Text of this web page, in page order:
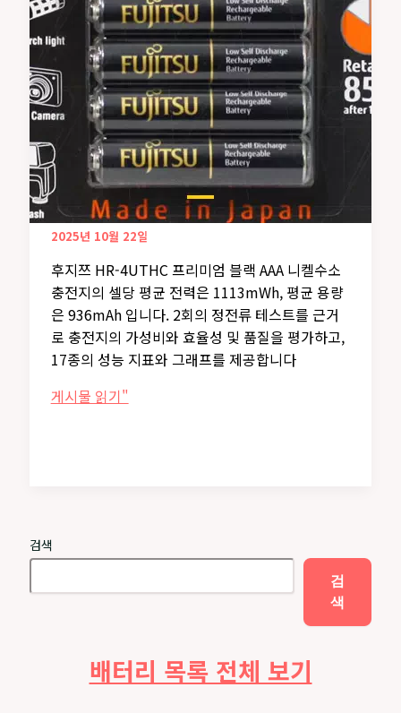
2025년 10월 22일
후지쯔 HR-4UTHC 프리미엄 블랙 AAA 니켈수소
충전지의 셀당 평균 전력은 1113mWh, 평균 용량
은 936mAh 입니다. 2회의 정전류 테스트를 근거
로 충전지의 가성비와 효율성 및 품질을 평가하고,
17종의 성능 지표와 그래프를 제공합니다
후
미
블
게시물 읽기"
검색
검
색
배터리 목록 전체 보기